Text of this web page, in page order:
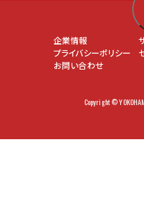
企業情報
プライバシーポリシー
お問い合わせ
Copyright ©